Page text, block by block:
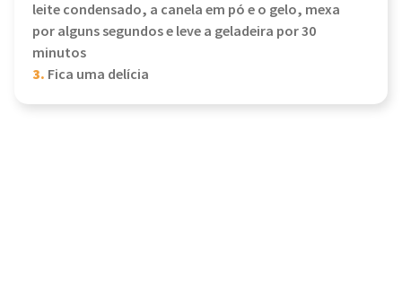
leite condensado, a canela em pó e o gelo, mexa
por alguns segundos e leve a geladeira por 30
minutos
3. Fica uma delícia